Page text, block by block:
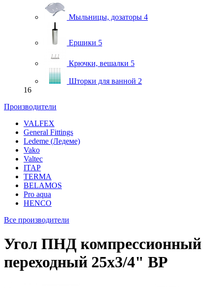
Мыльницы, дозаторы 4
Ершики 5
Крючки, вешалки 5
Шторки для ванной 2
16
Производители
VALFEX
General Fittings
Ledeme (Ледеме)
Vako
Valtec
ITAP
TERMA
BELAMOS
Pro aqua
HENCO
Все производители
Угол ПНД компрессионный
переходный 25х3/4" ВР